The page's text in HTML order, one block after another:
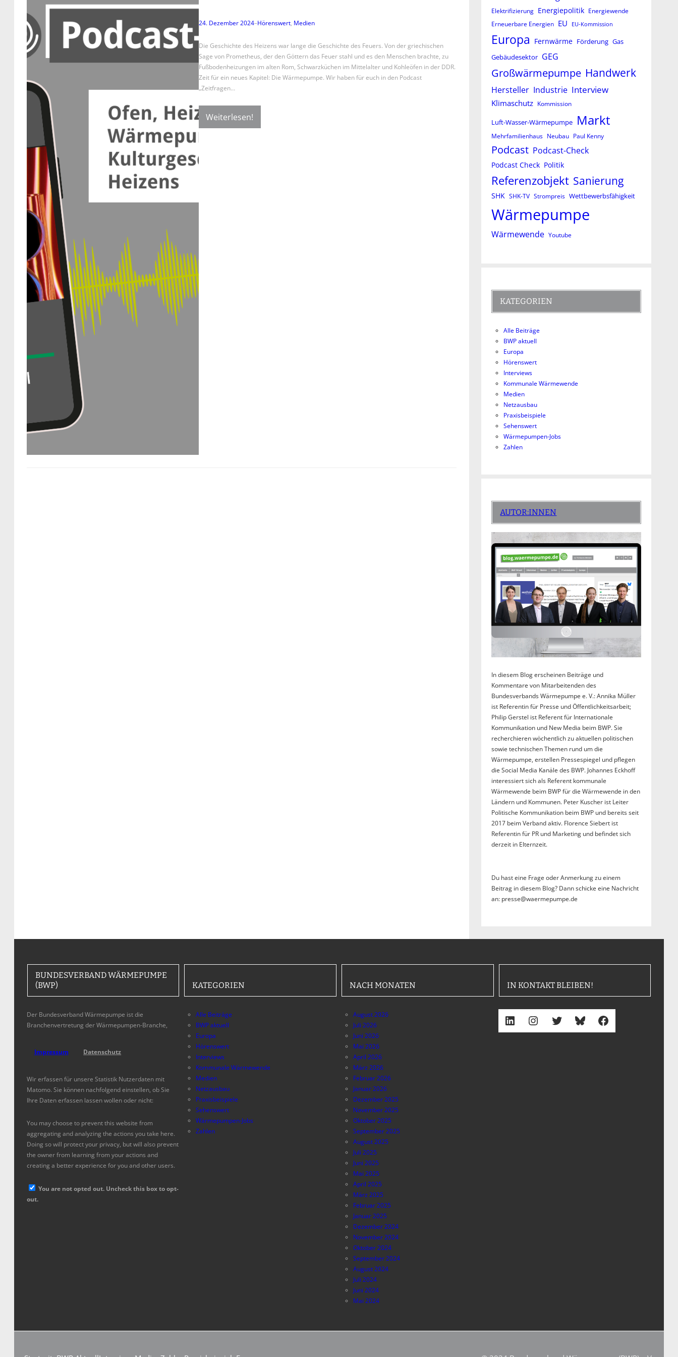
24. Dezember 2024–Hörenswert, Medien
Die Geschichte des Heizens war lange die Geschichte des Feuers. Von der griechischen
Sage von Prometheus, der den Göttern das Feuer stahl und es den Menschen brachte, zu
Fußbodenheizungen im alten Rom, Schwarzküchen im Mittelalter und Kohleöfen in der DDR.
Zeit für ein neues Kapitel: Die Wärmepumpe. Wir haben für euch in den Podcast
„Zeitfragen…
Weiterlesen!
Elektrifizierung Energiepolitik Energiewende
Erneuerbare Energien EU EU-Kommission
Europa Fernwärme Förderung Gas
Gebäudesektor GEG
Großwärmepumpe Handwerk
Hersteller Industrie Interview
Klimaschutz Kommission
Luft-Wasser-Wärmepumpe Markt
Mehrfamilienhaus Neubau Paul Kenny
Podcast Podcast-Check
Podcast Check Politik
Referenzobjekt Sanierung
SHK SHK-TV Strompreis Wettbewerbsfähigkeit
Wärmepumpe
Wärmewende Youtube
KATEGORIEN
Alle Beiträge
BWP aktuell
Europa
Hörenswert
Interviews
Kommunale Wärmewende
Medien
Netzausbau
Praxisbeispiele
Sehenswert
Wärmepumpen-Jobs
Zahlen
AUTOR:INNEN
In diesem Blog erscheinen Beiträge und
Kommentare von Mitarbeitenden des
Bundesverbands Wärmepumpe e. V.: Annika Müller
ist Referentin für Presse und Öffentlichkeitsarbeit;
Philip Gerstel ist Referent für Internationale
Kommunikation und New Media beim BWP. Sie
recherchieren wöchentlich zu aktuellen politischen
sowie technischen Themen rund um die
Wärmepumpe, erstellen Pressespiegel und pflegen
die Social Media Kanäle des BWP. Johannes Eckhoff
interessiert sich als Referent kommunale
Wärmewende beim BWP für die Wärmewende in den
Ländern und Kommunen. Peter Kuscher ist Leiter
Politische Kommunikation beim BWP und bereits seit
2017 beim Verband aktiv. Florence Siebert ist
Referentin für PR und Marketing und befindet sich
derzeit in Elternzeit.
Du hast eine Frage oder Anmerkung zu einem
Beitrag in diesem Blog? Dann schicke eine Nachricht
an: presse@waermepumpe.de
BUNDESVERBAND WÄRMEPUMPE
(BWP)
Der Bundesverband Wärmepumpe ist die
Branchenvertretung der Wärmepumpen-Branche,
Impressum Datenschutz
Wir erfassen für unsere Statistik Nutzerdaten mit
Matomo. Sie können nachfolgend einstellen, ob Sie
Ihre Daten erfassen lassen wollen oder nicht:
You may choose to prevent this website from
aggregating and analyzing the actions you take here.
Doing so will protect your privacy, but will also prevent
the owner from learning from your actions and
creating a better experience for you and other users.
You are not opted out. Uncheck this box to opt-
out.
KATEGORIEN
Alle Beiträge
BWP aktuell
Europa
Hörenswert
Interviews
Kommunale Wärmewende
Medien
Netzausbau
Praxisbeispiele
Sehenswert
Wärmepumpen-Jobs
Zahlen
NACH MONATEN
August 2026
Juli 2026
Juni 2026
Mai 2026
April 2026
März 2026
Februar 2026
Januar 2026
Dezember 2025
November 2025
Oktober 2025
September 2025
August 2025
Juli 2025
Juni 2025
Mai 2025
April 2025
März 2025
Februar 2025
Januar 2025
Dezember 2024
November 2024
Oktober 2024
September 2024
August 2024
Juli 2024
Juni 2024
Mai 2024
IN KONTAKT BLEIBEN!
LinkedIn Instagram Twitter Bluesky Facebook